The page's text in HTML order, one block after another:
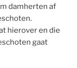
damherten af
hierover en die
gaat